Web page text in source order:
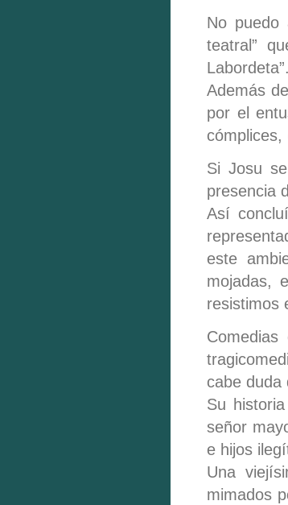
No puedo
teatral”
Labordeta”.
Además
por el
cómplices,
Si Josu
presencia
Así
este
mojadas,
resistimos
cabe duda
Su
señor
e hijos
Una
mimados